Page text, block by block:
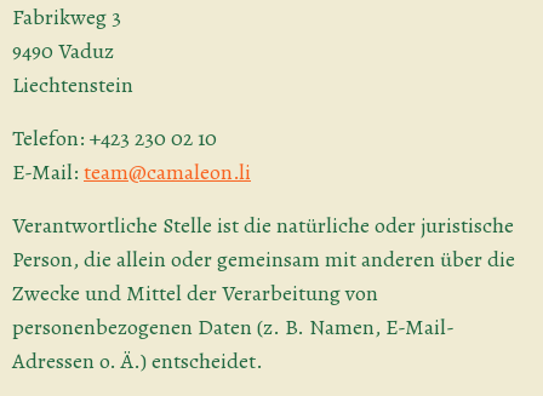
Fabrikweg 3
9490 Vaduz
Liechtenstein
Telefon: +423 230 02 10
E-Mail: team@camaleon.li
Verantwortliche Stelle ist die natürliche oder juristische
Person, die allein oder gemeinsam mit anderen über die
Zwecke und Mittel der Verarbeitung von
personenbezogenen Daten (z. B. Namen, E-Mail-
Adressen o. Ä.) entscheidet.